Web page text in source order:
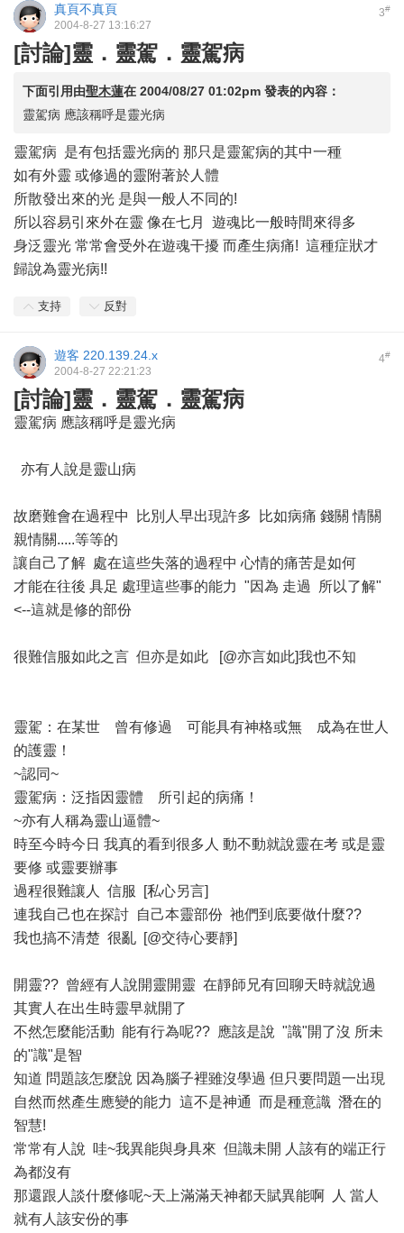
3#
真頁不真頁
2004-8-27 13:16:27
[討論]靈．靈駕．靈駕病
下面引用由聖木蓮在 2004/08/27 01:02pm 發表的內容：
靈駕病 應該稱呼是靈光病
靈駕病 是有包括靈光病的 那只是靈駕病的其中一種
如有外靈 或修過的靈附著於人體
所散發出來的光 是與一般人不同的!
所以容易引來外在靈 像在七月 遊魂比一般時間來得多
身泛靈光 常常會受外在遊魂干擾 而產生病痛! 這種症狀才
歸說為靈光病!!
支持 反對
4#
遊客 220.139.24.x
2004-8-27 22:21:23
[討論]靈．靈駕．靈駕病
靈駕病 應該稱呼是靈光病
亦有人說是靈山病
故磨難會在過程中 比別人早出現許多 比如病痛 錢關 情關
親情關.....等等的
讓自己了解 處在這些失落的過程中 心情的痛苦是如何
才能在往後 具足 處理這些事的能力 "因為 走過 所以了解"
<--這就是修的部份
很難信服如此之言 但亦是如此 [@亦言如此]我也不知
靈駕：在某世 曾有修過 可能具有神格或無 成為在世人
的護靈！
~認同~
靈駕病：泛指因靈體 所引起的病痛！
~亦有人稱為靈山逼體~
時至今時今日 我真的看到很多人 動不動就說靈在考 或是靈
要修 或靈要辦事
過程很難讓人 信服 [私心另言]
連我自己也在探討 自己本靈部份 祂們到底要做什麼??
我也搞不清楚 很亂 [@交待心要靜]
開靈?? 曾經有人說開靈開靈 在靜師兄有回聊天時就說過
其實人在出生時靈早就開了
不然怎麼能活動 能有行為呢?? 應該是說 "識"開了沒 所未
的"識"是智
知道 問題該怎麼說 因為腦子裡雖沒學過 但只要問題一出現
自然而然產生應變的能力 這不是神通 而是種意識 潛在的
智慧!
常常有人說 哇~我異能與身具來 但識未開 人該有的端正行
為都沒有
那還跟人談什麼修呢~天上滿滿天神都天賦異能啊 人 當人
就有人該安份的事